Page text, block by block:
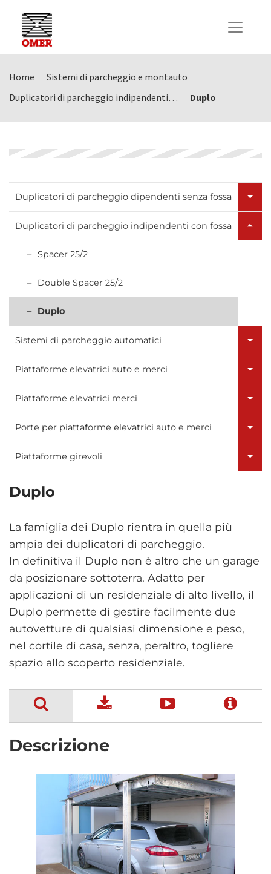
Home
Sistemi di parcheggio e montauto
Duplicatori di parcheggio indipendenti…
Duplo
Duplicatori di parcheggio dipendenti senza fossa
Duplicatori di parcheggio indipendenti con fossa
Spacer 25/2
Double Spacer 25/2
Duplo
Sistemi di parcheggio automatici
Piattaforme elevatrici auto e merci
Piattaforme elevatrici merci
Porte per piattaforme elevatrici auto e merci
Piattaforme girevoli
Duplo
La famiglia dei Duplo rientra in quella più
ampia dei duplicatori di parcheggio.
In definitiva il Duplo non è altro che un garage
da posizionare sottoterra. Adatto per
applicazioni di un residenziale di alto livello, il
Duplo permette di gestire facilmente due
autovetture di qualsiasi dimensione e peso,
nel cortile di casa, senza, peraltro, togliere
spazio allo scoperto residenziale.
Descrizione